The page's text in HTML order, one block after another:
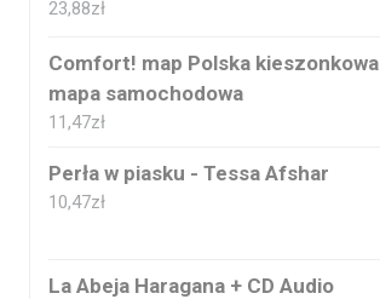
23,88zł
Comfort! map Polska kieszonkowa
mapa samochodowa
11,47zł
Perła w piasku - Tessa Afshar
10,47zł
La Abeja Haragana + CD Audio